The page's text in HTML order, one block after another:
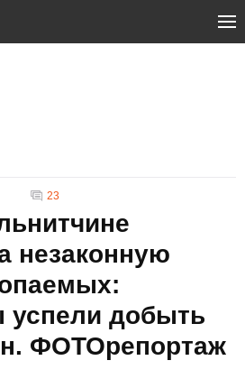
23
незаконную
успели добыть
ФОТОрепортаж